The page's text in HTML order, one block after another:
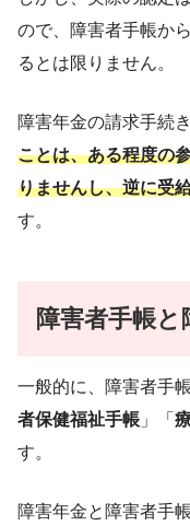
ので、障害者手帳か
るとは限りません。
障害年金の請求手続
ことは、ある程度の
りませんし、逆に受
す。
障害者手帳
一般的に、障害者手
者保健福祉手帳 」「
す。
障害年金と障害者手